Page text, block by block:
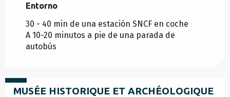
Entorno
Entorno
30 - 40 min de una estación SNCF en coche
A 10-20 minutos a pie de una parada de
autobús
MUSÉE HISTORIQUE ET ARCHÉOLOGIQUE